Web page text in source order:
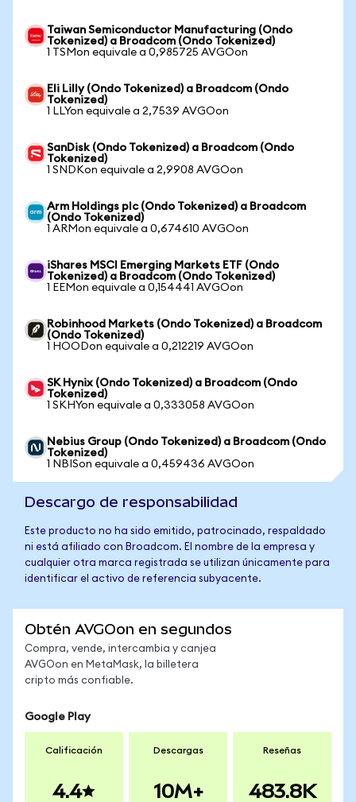
Taiwan Semiconductor Manufacturing (Ondo
Tokenized) a Broadcom (Ondo Tokenized)
1 TSMon equivale a 0,985725 AVGOon
Eli Lilly (Ondo Tokenized) a Broadcom (Ondo
Tokenized)
1 LLYon equivale a 2,7539 AVGOon
SanDisk (Ondo Tokenized) a Broadcom (Ondo
Tokenized)
1 SNDKon equivale a 2,9908 AVGOon
Arm Holdings plc (Ondo Tokenized) a Broadcom
(Ondo Tokenized)
1 ARMon equivale a 0,674610 AVGOon
iShares MSCI Emerging Markets ETF (Ondo
Tokenized) a Broadcom (Ondo Tokenized)
1 EEMon equivale a 0,154441 AVGOon
Robinhood Markets (Ondo Tokenized) a Broadcom
(Ondo Tokenized)
1 HOODon equivale a 0,212219 AVGOon
SK Hynix (Ondo Tokenized) a Broadcom (Ondo
Tokenized)
1 SKHYon equivale a 0,333058 AVGOon
Nebius Group (Ondo Tokenized) a Broadcom (Ondo
Tokenized)
1 NBISon equivale a 0,459436 AVGOon
Descargo de responsabilidad
Este producto no ha sido emitido, patrocinado, respaldado
ni está afiliado con Broadcom. El nombre de la empresa y
cualquier otra marca registrada se utilizan únicamente para
identificar el activo de referencia subyacente.
Obtén AVGOon en segundos
Compra, vende, intercambia y canjea
AVGOon en MetaMask, la billetera
cripto más confiable.
Google Play
Calificación
4.4
Descargas
10M+
Reseñas
483.8K